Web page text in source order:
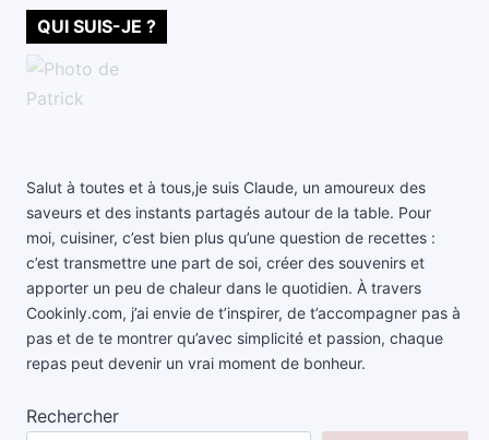
QUI SUIS-JE ?
Salut à toutes et à tous,je suis Claude, un amoureux des
saveurs et des instants partagés autour de la table. Pour
moi, cuisiner, c’est bien plus qu’une question de recettes :
c’est transmettre une part de soi, créer des souvenirs et
apporter un peu de chaleur dans le quotidien. À travers
Cookinly.com, j’ai envie de t’inspirer, de t’accompagner pas à
pas et de te montrer qu’avec simplicité et passion, chaque
repas peut devenir un vrai moment de bonheur.
Rechercher